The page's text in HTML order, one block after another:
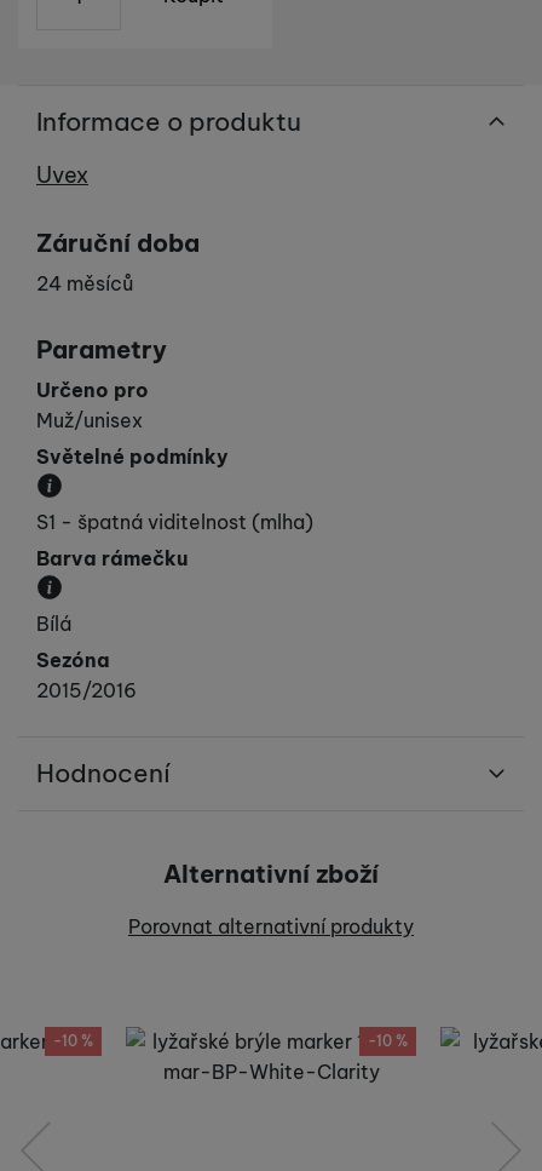
Informace o produktu
Výrobce
Uvex
Záruční doba
24 měsíců
Parametry
Určeno pro
Muž/unisex
Světelné podmínky
Popisuje počasí, do kterého jsou brýle určeny.
S1 - špatná viditelnost (mlha)
Barva rámečku
Převládající barva rámečku.
Bílá
Sezóna
2015/2016
Hodnocení
Recenze
Alternativní zboží
Porovnat alternativní produkty
-10 %
-10 %